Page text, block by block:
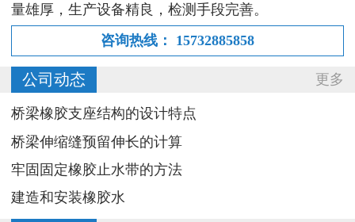
量雄厚，生产设备精良，检测手段完善。
咨询热线：
15732885858
更多
公司动态
桥梁橡胶支座结构的设计特点
桥梁伸缩缝预留伸长的计算
牢固固定橡胶止水带的方法
建造和安装橡胶水